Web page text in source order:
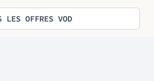
LES OFFRES VOD